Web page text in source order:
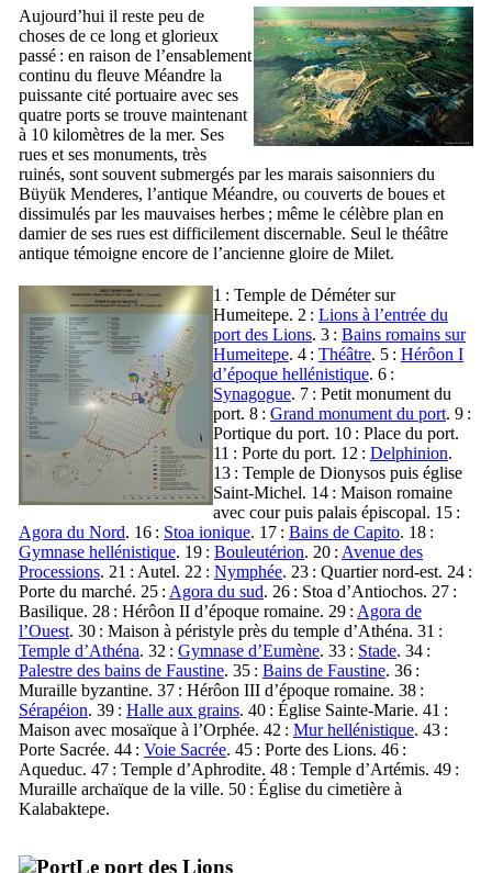
Aujourd’hui il reste peu de
choses de ce long et glorieux
passé : en raison de l’ensablement
continu du fleuve Méandre la
puissante cité portuaire avec ses
quatre ports se trouve maintenant
à 10 kilomètres de la mer. Ses
rues et ses monuments, très
ruinés, sont souvent submergés par les marais saisonniers du
Büyük Menderes, l’antique Méandre, ou couverts de boues et
dissimulés par les mauvaises herbes ; même le célèbre plan en
damier de ses rues est difficilement discernable. Seul le théâtre
antique témoigne encore de l’ancienne gloire de Milet.
1 : Temple de Déméter sur
Humeitepe. 2 : Lions à l’entrée du
port des Lions. 3 : Bains romains sur
Humeitepe. 4 : Théâtre. 5 : Hérôon I
d’époque hellénistique. 6 :
Synagogue. 7 : Petit monument du
port. 8 : Grand monument du port. 9 :
Portique du port. 10 : Place du port.
11 : Porte du port. 12 : Delphinion.
13 : Temple de Dionysos puis église
Saint-Michel. 14 : Maison romaine
avec cour puis palais épiscopal. 15 :
Agora du Nord. 16 : Stoa ionique. 17 : Bains de Capito. 18 :
Gymnase hellénistique. 19 : Bouleutérion. 20 : Avenue des
Processions. 21 : Autel. 22 : Nymphée. 23 : Quartier nord-est. 24 :
Porte du marché. 25 : Agora du sud. 26 : Stoa d’Antiochos. 27 :
Basilique. 28 : Hérôon II d’époque romaine. 29 : Agora de
l’Ouest. 30 : Maison à péristyle près du temple d’Athéna. 31 :
Temple d’Athéna. 32 : Gymnase d’Eumène. 33 : Stade. 34 :
Palestre des bains de Faustine. 35 : Bains de Faustine. 36 :
Muraille byzantine. 37 : Hérôon III d’époque romaine. 38 :
Sérapéion. 39 : Halle aux grains. 40 : Église Sainte-Marie. 41 :
Maison avec mosaïque à l’Orphée. 42 : Mur hellénistique. 43 :
Porte Sacrée. 44 : Voie Sacrée. 45 : Porte des Lions. 46 :
Aqueduc. 47 : Temple d’Aphrodite. 48 : Temple d’Artémis. 49 :
Muraille archaïque de la ville. 50 : Église du cimetière à
Kalabaktepe.
Le port des Lions